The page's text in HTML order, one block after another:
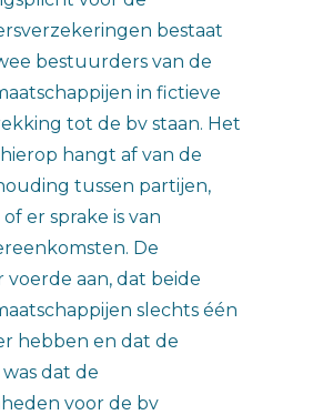
bestaat
bestuurders van de
in fictieve
tot de bv staan. Het
hangt af van de
tussen partijen,
er sprake is van
De
voerde aan, dat beide
slechts één
hebben en dat de
dat de
voor de bv